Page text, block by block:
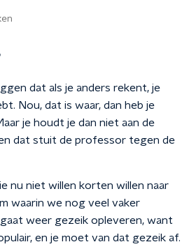
dat als je anders rekent, je
Nou, dat is waar, dan heb je
je houdt je dan niet aan de
dat stuit de professor tegen de
nu niet willen korten willen naar
waarin we nog veel vaker
weer gezeik opleveren, want
en je moet van dat gezeik af.